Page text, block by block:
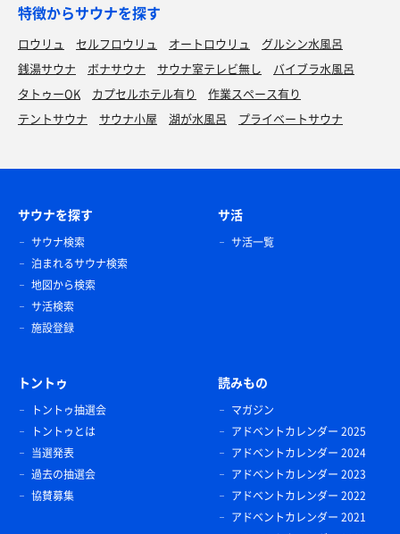
特徴からサウナを探す
ロウリュ セルフロウリュ オートロウリュ
グルシン水風呂
銭湯サウナ
ボナサウナ サウナ室テレビ無し
バイブラ水風呂
タトゥーOK
カプセルホテル有り
作業スペース有り
テントサウナ
サウナ小屋 湖が水風呂 プライベートサウナ
サウナを探す
サウナ検索
泊まれるサウナ検索
地図から検索
サ活検索
施設登録
サ活
サ活一覧
トントゥ
トントゥ抽選会
トントゥとは
当選発表
過去の抽選会
協賛募集
読みもの
マガジン
アドベントカレンダー 2025
アドベントカレンダー 2024
アドベントカレンダー 2023
アドベントカレンダー 2022
アドベントカレンダー 2021